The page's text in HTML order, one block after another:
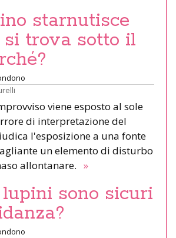
starnutisce
si trova sotto il
viene esposto al sole
di interpretazione del
l'esposizione a una fonte
un elemento di disturbo
allontanare. »
sono sicuri